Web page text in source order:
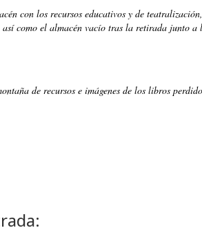
con los recursos educativos y de
como el almacén vacío tras la retirada junto
de recursos e imágenes de los libros